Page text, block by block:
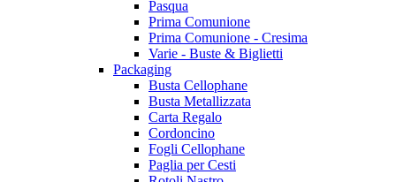
Pasqua
Prima Comunione
Prima Comunione - Cresima
Varie - Buste & Biglietti
Packaging
Busta Cellophane
Busta Metallizzata
Carta Regalo
Cordoncino
Fogli Cellophane
Paglia per Cesti